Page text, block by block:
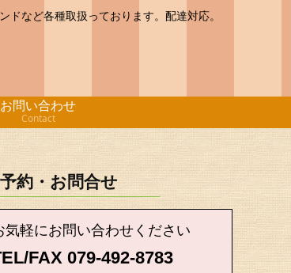
など各種取扱っております。配達対応。
お問い合わせ
Contact
約・お問合せ
気軽にお問い合わせください
FAX 079-492-8783